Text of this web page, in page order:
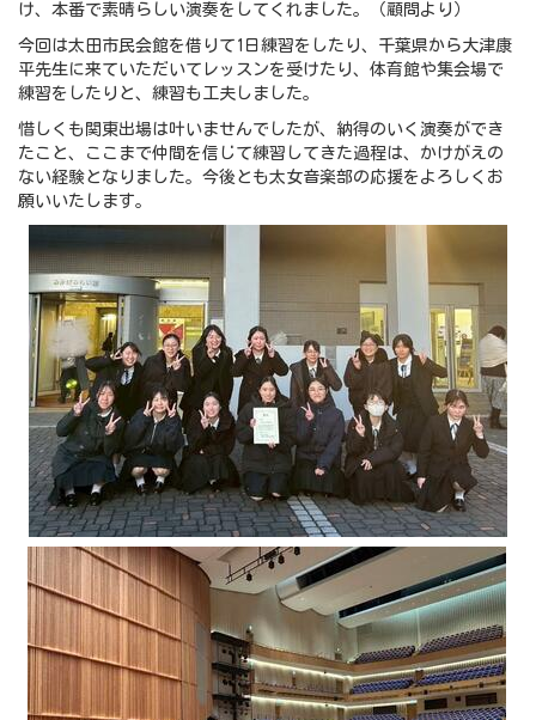
け、本番で素晴らしい演奏をしてくれました。（顧問より）
今回は太田市民会館を借りて1日練習をしたり、千葉県から大津康
平先生に来ていただいてレッスンを受けたり、体育館や集会場で
練習をしたりと、練習も工夫しました。
惜しくも関東出場は叶いませんでしたが、納得のいく演奏ができ
たこと、ここまで仲間を信じて練習してきた過程は、かけがえの
ない経験となりました。今後とも太女音楽部の応援をよろしくお
願いいたします。